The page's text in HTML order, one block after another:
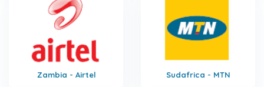
Zambia - Airtel Sudafrica - MTN